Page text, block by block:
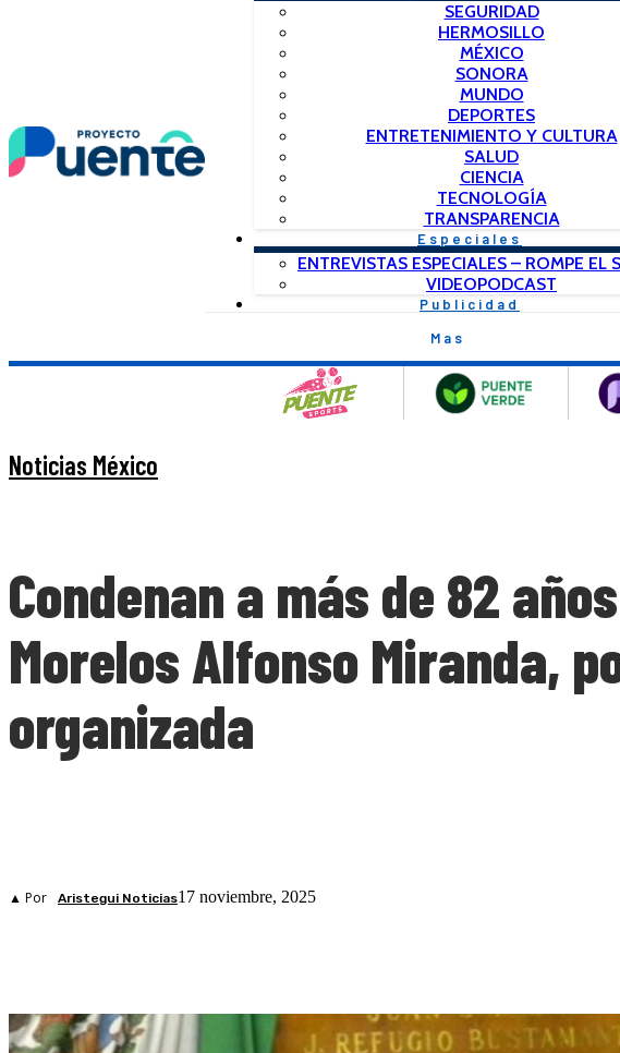
SEGURIDAD
HERMOSILLO
MÉXICO
SONORA
MUNDO
DEPORTES
ENTRETENIMIENTO Y CULTURA
SALUD
CIENCIA
TECNOLOGÍA
TRANSPARENCIA
Especiales
ENTREVISTAS ESPECIALES – ROMPE EL
VIDEOPODCAST
Publicidad
Mas
Noticias México
Condenan a más de 82
Morelos Alfonso Miranda,
organizada
▲ Por Aristegui Noticias17 noviembre, 2025